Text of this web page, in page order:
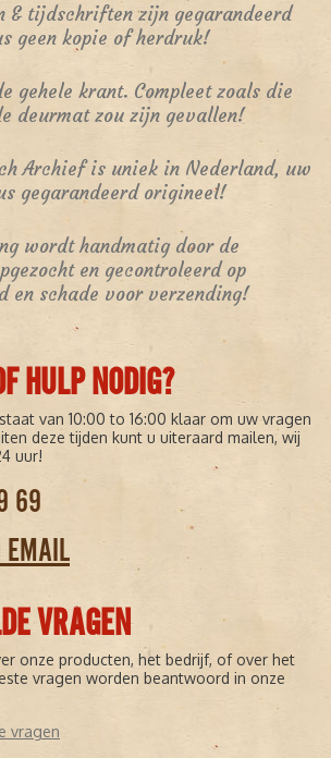
& tijdschriften zijn gegarandeerd
geen kopie of herdruk!
gehele krant. Compleet zoals die
deurmat zou zijn gevallen!
Archief is uniek in Nederland, uw
gegarandeerd origineel!
wordt handmatig door de
en gecontroleerd op
en schade voor verzending!
HULP NODIG?
van 10:00 to 16:00 klaar om uw vragen
deze tijden kunt u uiteraard mailen, wij
uur!
69
EMAIL
VRAGEN
onze producten, het bedrijf, of over het
vragen worden beantwoord in onze
vragen